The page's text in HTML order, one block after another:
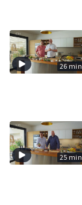
26 min
25 min